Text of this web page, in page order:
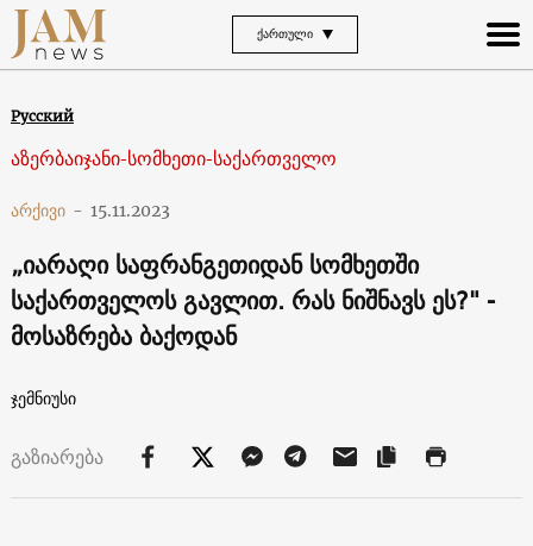
ᲥᲐᲠᲗᲣᲚᲘ
Русский
აზერბაიჯანი-სომხეთი-საქართველო
არქივი - 15.11.2023
„იარაღი საფრანგეთიდან სომხეთში
საქართველოს გავლით. რას ნიშნავს ეს?" -
მოსაზრება ბაქოდან
ჯემნიუსი
გაზიარება